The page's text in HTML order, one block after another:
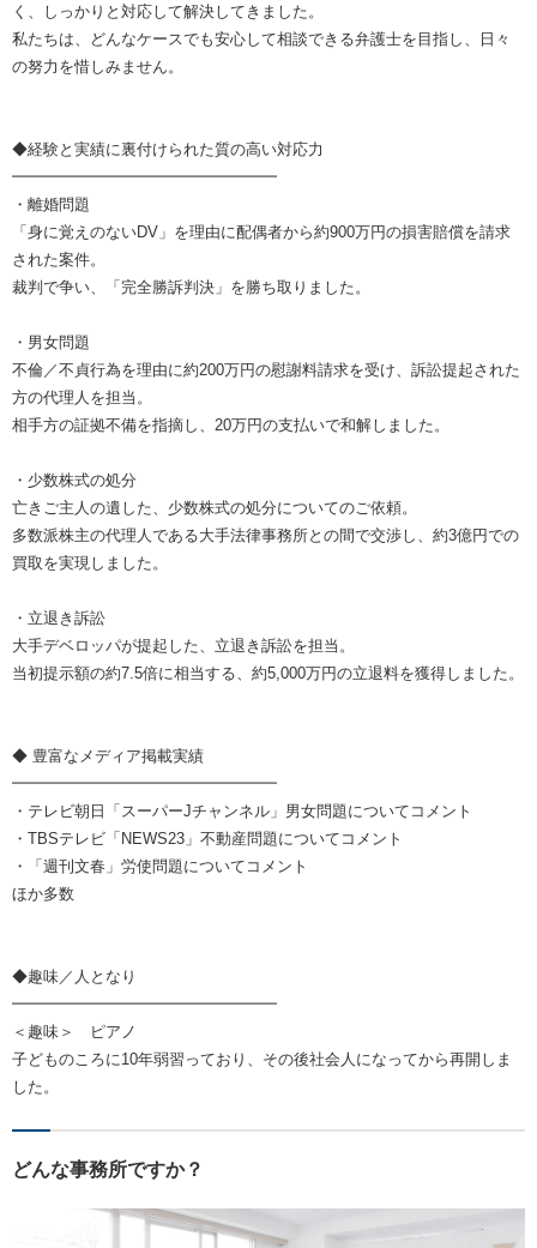
く、しっかりと対応して解決してきました。
私たちは、どんなケースでも安心して相談できる弁護士を目指し、日々
の努力を惜しみません。
◆経験と実績に裏付けられた質の高い対応力
━━━━━━━━━━━━━━━━━
・離婚問題
「身に覚えのないDV」を理由に配偶者から約900万円の損害賠償を請求
された案件。
裁判で争い、「完全勝訴判決」を勝ち取りました。
・男女問題
不倫／不貞行為を理由に約200万円の慰謝料請求を受け、訴訟提起された
方の代理人を担当。
相手方の証拠不備を指摘し、20万円の支払いで和解しました。
・少数株式の処分
亡きご主人の遺した、少数株式の処分についてのご依頼。
多数派株主の代理人である大手法律事務所との間で交渉し、約3億円での
買取を実現しました。
・立退き訴訟
大手デベロッパが提起した、立退き訴訟を担当。
当初提示額の約7.5倍に相当する、約5,000万円の立退料を獲得しました。
◆ 豊富なメディア掲載実績
━━━━━━━━━━━━━━━━━
・テレビ朝日「スーパーJチャンネル」男女問題についてコメント
・TBSテレビ「NEWS23」不動産問題についてコメント
・「週刊文春」労使問題についてコメント
ほか多数
◆趣味／人となり
━━━━━━━━━━━━━━━━━
＜趣味＞ ピアノ
子どものころに10年弱習っており、その後社会人になってから再開しま
した。
どんな事務所ですか？